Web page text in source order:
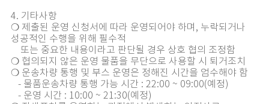
4. 기타사항
❍ 제출된 운영 신청서에 따라 운영되어야 하며, 누락되거나
성공적인 수행을 위해 필수적
또는 중요한 내용이라고 판단될 경우 상호 협의 조정함
❍ 협의되지 않은 운영 물품을 무단으로 사용할 시 퇴거조치
❍ 운송차량 통행 및 부스 운영은 정해진 시간을 엄수해야 함
- 물품운송차량 통행 가능 시간 : 22:00 ~ 09:00(예정)
- 운영 시간 : 10:00 ~ 21:30(예정)